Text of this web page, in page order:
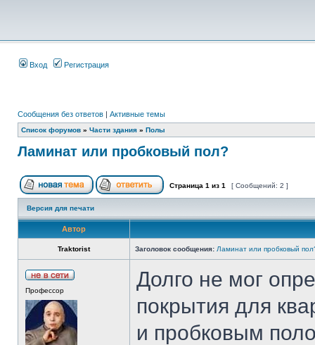
Вход Регистрация
Сообщения без ответов | Активные темы
Список форумов » Части здания » Полы
Ламинат или пробковый пол?
Страница 1 из 1 [ Сообщений: 2 ]
Версия для печати
Автор
Traktorist Заголовок сообщения: Ламинат или пробковый
Профессор
Долго не мог
покрытия для
и пробковым